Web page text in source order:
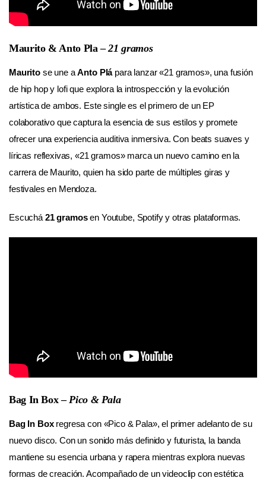
Maurito & Anto Pla –21 gramos
Mauritose une aAnto Plápara lanzar «21 gramos», una fusión
de hip hop y lofi que explora la introspección y la evolución
artística de ambos. Este single es el primero de un EP
colaborativo que captura la esencia de sus estilos y promete
ofrecer una experiencia auditiva inmersiva. Con beats suaves y
líricas reflexivas, «21 gramos» marca un nuevo camino en la
carrera de Maurito, quien ha sido parte de múltiples giras y
festivales en Mendoza.
Escuchá 21 gramosen Youtube, Spotify y otras plataformas.
Bag In Box –Pico & Pala
Bag In Boxregresa con «Pico & Pala», el primer adelanto de su
nuevo disco. Con un sonido más definido y futurista, la banda
mantiene su esencia urbana y rapera mientras explora nuevas
formas de creación. Acompañado de un videoclip con estética